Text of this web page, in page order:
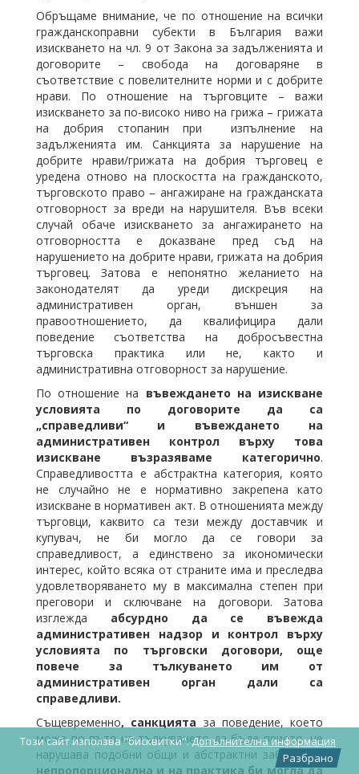
Обръщаме внимание, че по отношение на всички
гражданскоправни субекти в България важи
изискването на чл. 9 от Закона за задълженията и
договорите – свобода на договаряне в
съответствие с повелителните норми и с добрите
нрави. По отношение на търговците – важи
изискването за по-високо ниво на грижа – грижата
на добрия стопанин при изпълнение на
задълженията им. Санкцията за нарушение на
добрите нрави/грижата на добрия търговец е
уредена отново на плоскостта на гражданското,
търговското право – ангажиране на гражданската
отговорност за вреди на нарушителя. Във всеки
случай обаче изискването за ангажирането на
отговорността е доказване пред съд на
нарушението на добрите нрави, грижата на добрия
търговец. Затова е непонятно желанието на
законодателят да уреди дискреция на
административен орган, външен за
правоотношението, да квалифицира дали
поведение съответства на добросъвестна
търговска практика или не, както и
административна отговорност за нарушение.
По отношение на въвеждането на изискване
условията по договорите да са
„справедливи“ и въвеждането на
административен контрол върху това
изискване възразяваме категорично.
Справедливостта е абстрактна категория, която
не случайно не е нормативно закрепена като
изискване в нормативен акт. В отношенията между
търговци, каквито са тези между доставчик и
купувач, не би могло да се говори за
справедливост, а единствено за икономически
интерес, който всяка от страните има и преследва
удовлетворяването му в максимална степен при
преговори и сключване на договори. Затова
изглежда абсурдно да се въвежда
административен надзор и контрол върху
условията по търговски договори, още
повече за тълкуването им от
административен орган дали са
справедливи.
Същевременно, санкцията за поведение, което
може по пътя на тълкуването да бъде прието, че
нарушава подобни общи и абстрактни забрани,е
непропорционална и на практика би могла да
Този сайт използва "бисквитки".Допълнителна информация
Разбрано